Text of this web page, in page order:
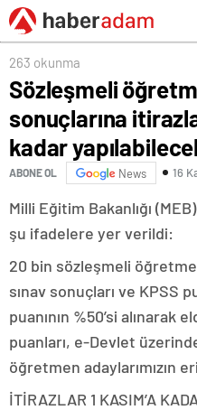
yapılabilecek
263 okunma
Sözleşmeli
sonuçlarına
kadar
ABONE OL News 16
Milli Eğitim Bakanlığı
şu ifadelere yer verildi:
20 bin sözleşmeli
sınav sonuçları ve KPSS
puanının %50’si alınarak
puanları, e-Devlet
öğretmen adaylarımızın
İTİRAZLAR 1 KASIM’A